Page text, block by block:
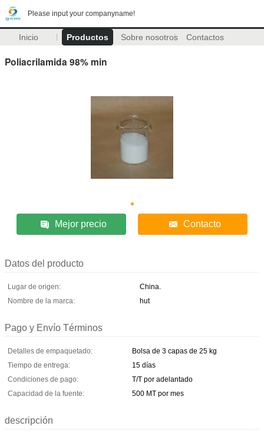
Please input your companyname!
Inicio Productos Sobre nosotros Contactos
Poliacrilamida 98% min
Mejor precio Contacto
Datos del producto
Lugar de origen:
China.
Nombre de la marca:
hut
Pago y Envío Términos
Detalles de empaquetado:
Bolsa de 3 capas de 25 kg
Tiempo de entrega:
15 días
Condiciones de pago:
T/T por adelantado
Capacidad de la fuente:
500 MT por mes
descripción